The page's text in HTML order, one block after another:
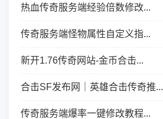
热血传奇服务端经验倍数修改...
传奇服务端怪物属性自定义指...
新开1.76传奇网站-金币合击...
合击SF发布网｜英雄合击传奇推...
传奇服务端爆率一键修改教程...